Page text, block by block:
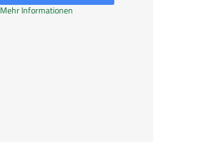
Mehr Informationen